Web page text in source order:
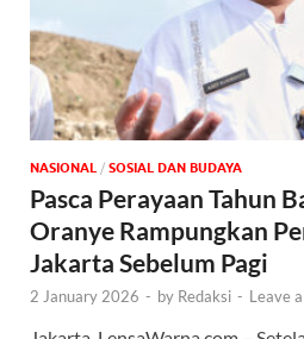
NASIONAL / SOSIAL DAN BUDAYA
Pasca Perayaan Tahun
Oranye Rampungkan
Jakarta Sebelum Pagi
2 January 2026 - by Redaksi - Leave